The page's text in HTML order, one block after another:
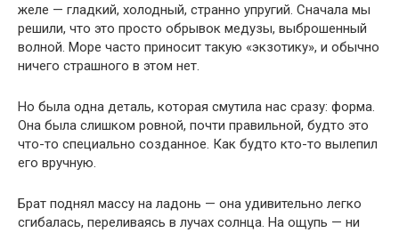
желе — гладкий, холодный, странно упругий. Сначала мы
решили, что это просто обрывок медузы, выброшенный
волной. Море часто приносит такую «экзотику», и обычно
ничего страшного в этом нет.
Но была одна деталь, которая смутила нас сразу: форма.
Она была слишком ровной, почти правильной, будто это
что-то специально созданное. Как будто кто-то вылепил
его вручную.
Брат поднял массу на ладонь — она удивительно легко
сгибалась, переливаясь в лучах солнца. На ощупь — ни